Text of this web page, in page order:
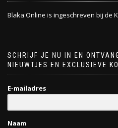
Blaka Online is ingeschreven bij de
SCHRIJF JE NU IN EN
NIEUWTJES EN EXCLUSIEVE
E-mailadres
Naam